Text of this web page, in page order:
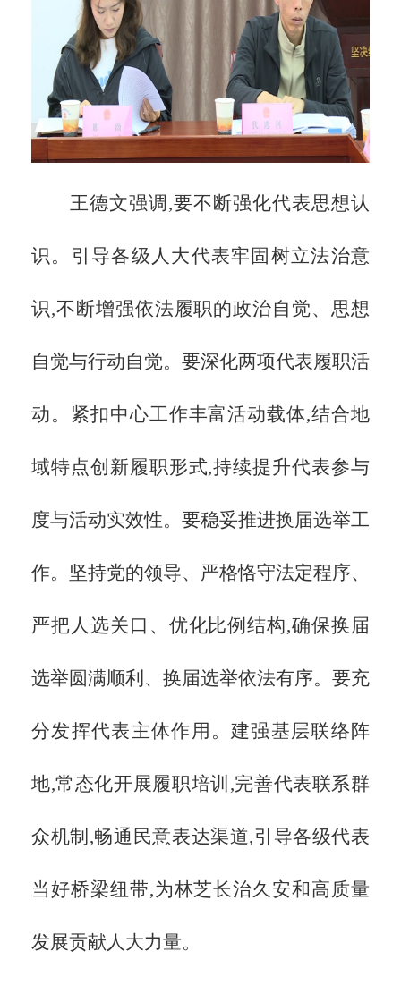
王德文强调,要不断强化代表思想认
识。引导各级人大代表牢固树立法治意
识,不断增强依法履职的政治自觉、思想
自觉与行动自觉。要深化两项代表履职活
动。紧扣中心工作丰富活动载体,结合地
域特点创新履职形式,持续提升代表参与
度与活动实效性。要稳妥推进换届选举工
作。坚持党的领导、严格恪守法定程序、
严把人选关口、优化比例结构,确保换届
选举圆满顺利、换届选举依法有序。要充
分发挥代表主体作用。建强基层联络阵
地,常态化开展履职培训,完善代表联系群
众机制,畅通民意表达渠道,引导各级代表
当好桥梁纽带,为林芝长治久安和高质量
发展贡献人大力量。